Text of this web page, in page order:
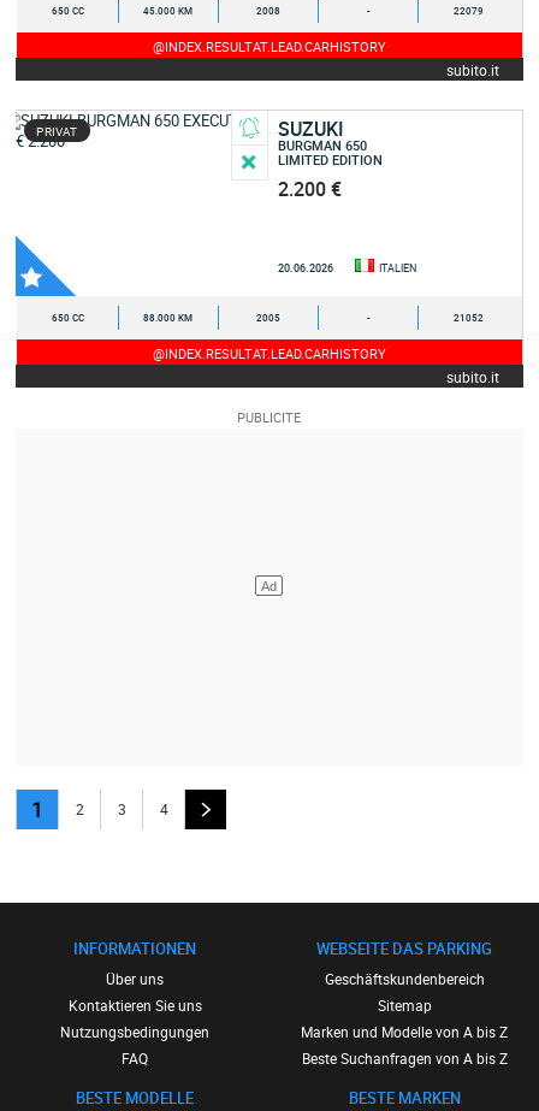
650 CC 45.000 KM 2008 - 22079
@INDEX.RESULTAT.LEAD.CARHISTORY
subito.it
PRIVAT SUZUKI
BURGMAN 650
LIMITED EDITION
2.200 €
20.06.2026 ITALIEN
650 CC 88.000 KM 2005 - 21052
@INDEX.RESULTAT.LEAD.CARHISTORY
subito.it
1 2 3 4
INFORMATIONEN
Über uns
Kontaktieren Sie uns
Nutzungsbedingungen
FAQ
BESTE MODELLE
WEBSEITE DAS PARKING
Geschäftskundenbereich
Sitemap
Marken und Modelle von A bis Z
Beste Suchanfragen von A bis Z
BESTE MARKEN